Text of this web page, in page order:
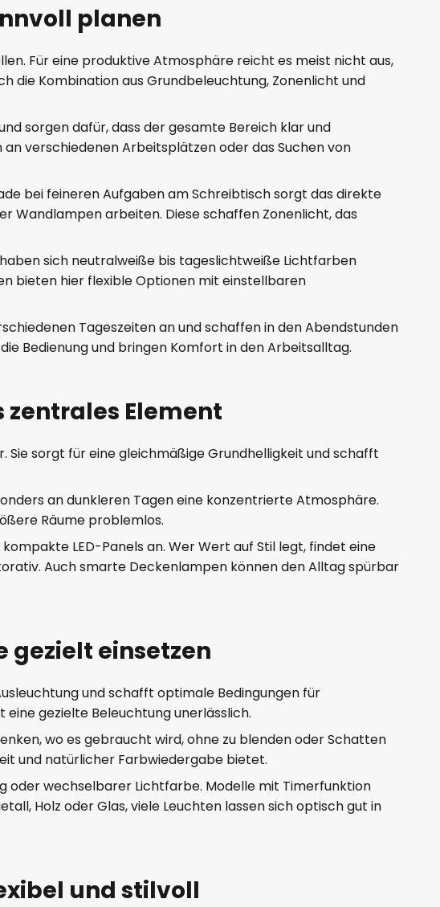
planen
Für eine produktive Atmosphäre reicht es meist nicht aus,
die Kombination aus Grundbeleuchtung, Zonenlicht und
sorgen dafür, dass der gesamte Bereich klar und
verschiedenen Arbeitsplätzen oder das Suchen von
bei feineren Aufgaben am Schreibtisch sorgt das direkte
Wandlampen arbeiten. Diese schaffen Zonenlicht, das
sich neutralweiße bis tageslichtweiße Lichtfarben
bieten hier flexible Optionen mit einstellbaren
Tageszeiten an und schaffen in den Abendstunden
Bedienung und bringen Komfort in den Arbeitsalltag.
Element
sorgt für eine gleichmäßige Grundhelligkeit und schafft
an dunkleren Tagen eine konzentrierte Atmosphäre.
Räume problemlos.
LED-Panels an. Wer Wert auf Stil legt, findet eine
Auch smarte Deckenlampen können den Alltag spürbar
gezielt einsetzen
und schafft optimale Bedingungen für
gezielte Beleuchtung unerlässlich.
wo es gebraucht wird, ohne zu blenden oder Schatten
und natürlicher Farbwiedergabe bietet.
oder wechselbarer Lichtfarbe. Modelle mit Timerfunktion
Holz oder Glas, viele Leuchten lassen sich optisch gut in
und stilvoll